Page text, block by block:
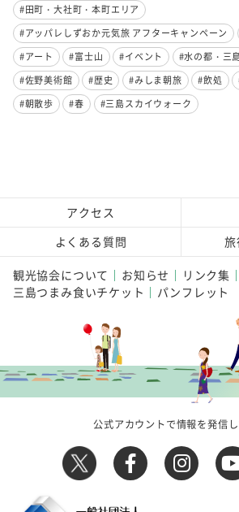
#田町・大社町・本町エリア
#アッパレしずおか元気旅 アフターキャンペーン
#アート
#富士山 #イベント #水の都・三
#佐野美術館
#歴史 #みしま朝旅 #飲処
#朝散歩
#春 #三島スカイウォーク
アクセス
よくある質問
旅
観光協会について お知らせ
リンク集
三島つまみ食いチケット
パンフレット
公式アカウントで情報を発信